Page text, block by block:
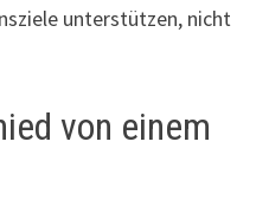
unterstützen, nicht
von einem